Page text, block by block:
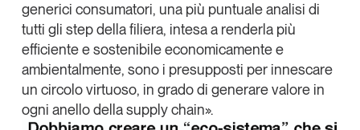
Tendenze è il magazine di GS1 Italy che racconta in
modo indipendente il cambiamento e le sfide del largo
consumo e dell’economia a professionisti e
generici consumatori, una più puntuale analisi di
tutti gli step della filiera, intesa a renderla più
efficiente e sostenibile economicamente e
ambientalmente, sono i presupposti per innescare
un circolo virtuoso, in grado di generare valore in
ogni anello della supply chain».